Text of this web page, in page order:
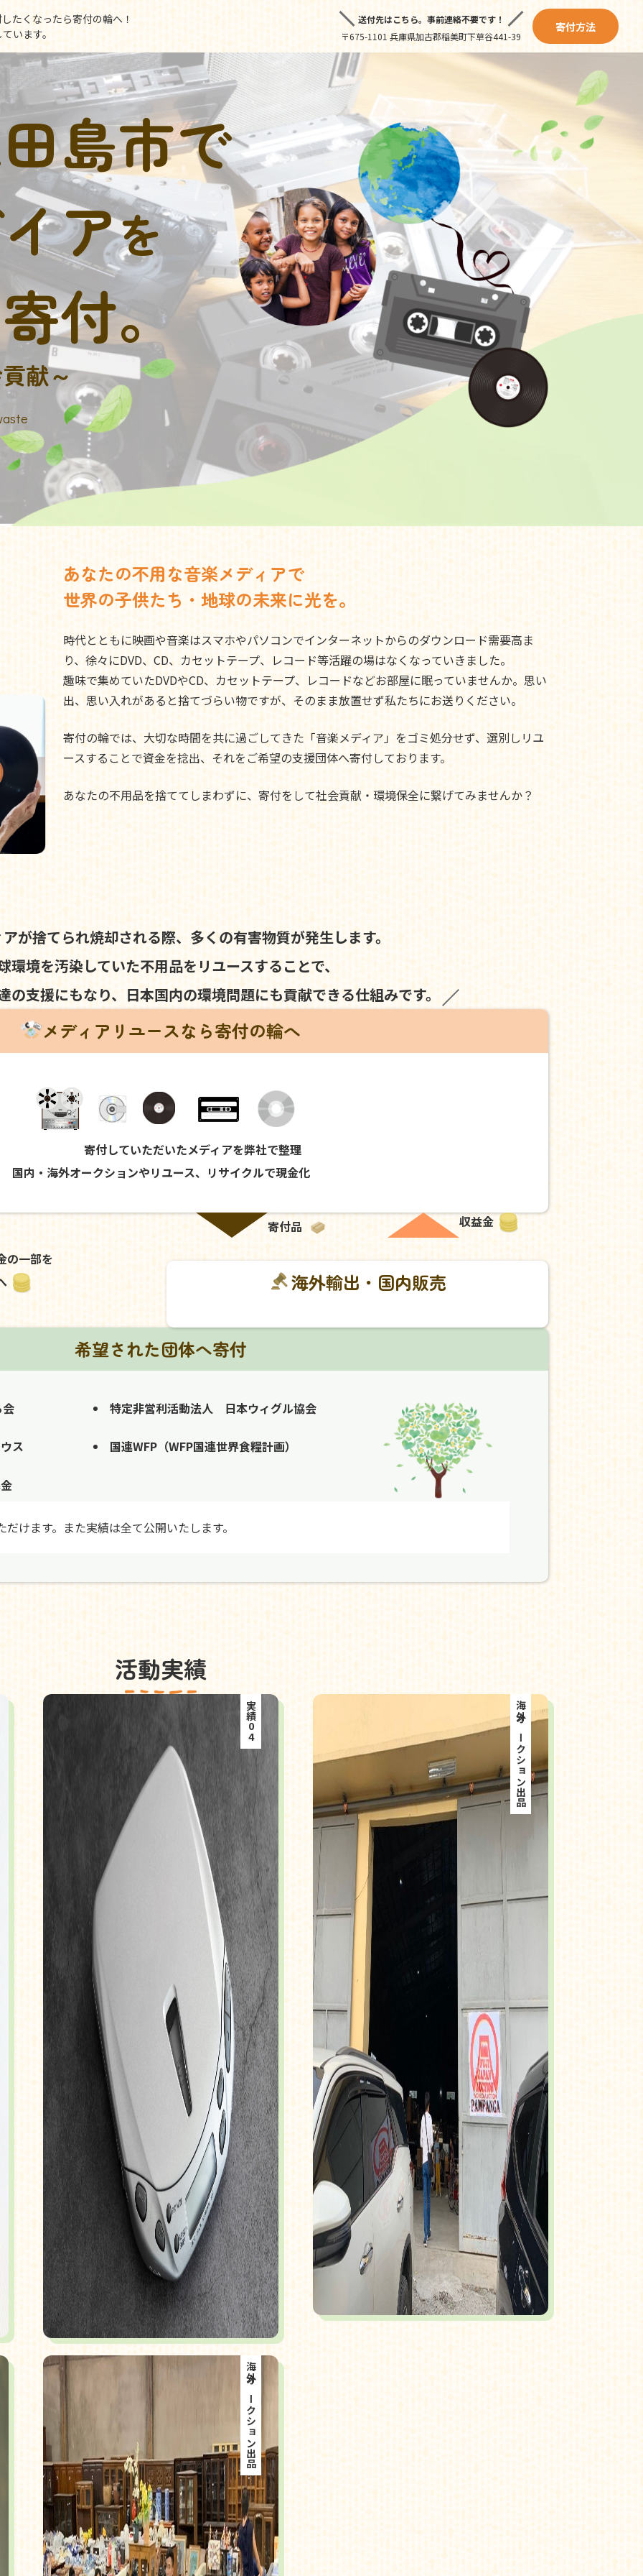
たくなったら寄付の輪へ！
います。
送付先はこちら。 事前連絡不要です！
〒675-1101 兵庫県加古郡稲美町下草谷441-39
寄付方法
島市で
アを
付。
献～
あなたの不用な音楽メディアで
世界の子供たち・地球の未来に光を。
時代とともに映画や音楽はスマホやパソコンでインターネットからのダウンロード需要高ま
り、徐々にDVD、CD、カセットテープ、レコード等活躍の場はなくなっていきました。
趣味で集めていたDVDやCD、カセットテープ、レコードなどお部屋に眠っていませんか。思い
出、思い入れがあると捨てづらい物ですが、そのまま放置せず私たちにお送りください。
寄付の輪では、大切な時間を共に過ごしてきた「音楽メディア」をゴミ処分せず、選別しリユ
ースすることで資金を捻出、それをご希望の支援団体へ寄付しております。
あなたの不用品を捨ててしまわずに、寄付をして社会貢献・環境保全に繋げてみませんか？
が捨てられ焼却される際、 多くの有害物質が発生します。
環境を汚染していた不用品を リユースすることで、
支援にもなり、 日本国内の環境問題にも貢献できる仕組みです。
メディアリユースなら寄付の輪へ
寄付していただいたメディアを弊社で整理
国内・海外オークションやリユース、リサイクルで現金化
の一部を
寄付品 収益金
海外輸出・国内販売
希望された団体へ寄付
特定非営利活動法人 日本ウィグル協会
ス 国連WFP（WFP国連世界食糧計画）
けます。また実績は全て公開いたします。
活動実績
実績04 海外オークション出品
海外オークション出品